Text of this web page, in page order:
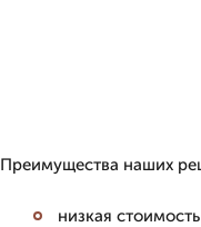
Преимущества наших
низкая